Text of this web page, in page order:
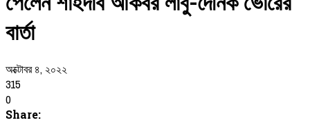
বার্তা
অক্টোবর ৪, ২০২২
315
0
Share: